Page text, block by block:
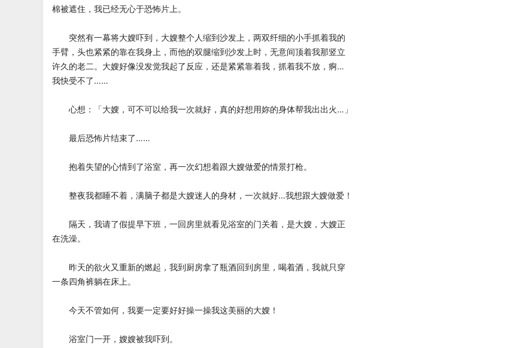
棉被遮住，我已经无心于恐怖片上。
突然有一幕将大嫂吓到，大嫂整个人缩到沙发上，两双纤细的小手抓着我的
手臂，头也紧紧的靠在我身上，而他的双腿缩到沙发上时，无意间顶着我那竖立
许久的老二。大嫂好像没发觉我起了反应，还是紧紧靠着我，抓着我不放，痾…
我快受不了……
心想：「大嫂，可不可以给我一次就好，真的好想用妳的身体帮我出出火…」
最后恐怖片结束了……
抱着失望的心情到了浴室，再一次幻想着跟大嫂做爱的情景打枪。
整夜我都睡不着，满脑子都是大嫂迷人的身材，一次就好…我想跟大嫂做爱！
隔天，我请了假提早下班，一回房里就看见浴室的门关着，是大嫂，大嫂正
在洗澡。
昨天的欲火又重新的燃起，我到厨房拿了瓶酒回到房里，喝着酒，我就只穿
一条四角裤躺在床上。
今天不管如何，我要一定要好好操一操我这美丽的大嫂！
浴室门一开，嫂嫂被我吓到。